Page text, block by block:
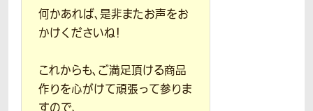
何かあれば、是非またお声をお
かけくださいね！
これからも、ご満足頂ける商品
作りを心がけて頑張って参りま